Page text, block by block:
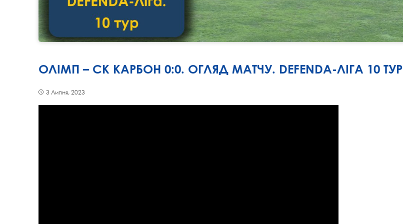
ОЛІМП – СК КАРБОН 0:0. ОГЛЯД МАТЧУ. DEFENDA-ЛІГА 10 ТУР
3 Липня, 2023